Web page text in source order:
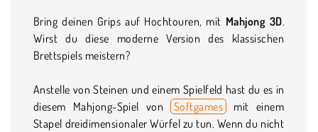
Bring deinen Grips auf Hochtouren, mit Mahjong 3D.
Wirst du diese moderne Version des klassischen
Brettspiels meistern?
Anstelle von Steinen und einem Spielfeld hast du es in
diesem Mahjong-Spiel von
Softgames
mit einem
Stapel dreidimensionaler Würfel zu tun. Wenn du nicht